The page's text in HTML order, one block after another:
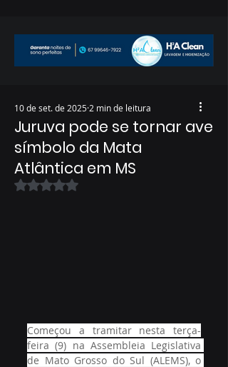
Juruva pode se tornar ave
símbolo da Mata
Atlântica em MS
10 de set. de 2025 2 min de leitura
Avaliado com NaN de 5 estrelas.
Começou a tramitar nesta terça-
feira (9) na Assembleia Legislativa